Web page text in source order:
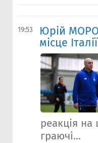
19:53
Юрій
місце
реакція
граючі...